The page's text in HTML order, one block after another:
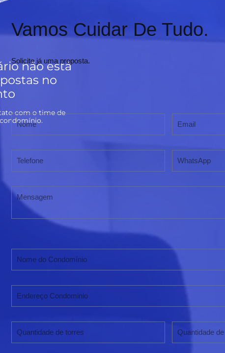
Vamos Cuidar De Tudo.
Solicite já uma proposta.